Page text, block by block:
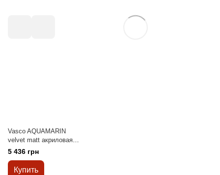
Vasco AQUAMARIN
velvet matt акриловая
эмаль универсальная
5 436 грн
Купить